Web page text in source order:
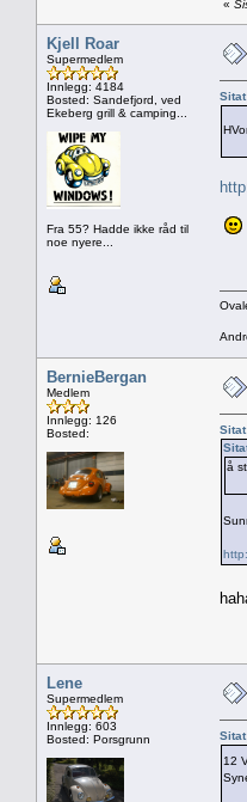
«
Kjell Roar
Supermedlem
Innlegg: 4184
Bosted: Sandefjord, ved
Ekeberg grill & camping...
Fra 55? Hadde ikke råd til
noe nyere...
BernieBergan
Medlem
Innlegg: 126
Bosted:
å
Lene
Supermedlem
Innlegg: 603
Bosted: Porsgrunn
12